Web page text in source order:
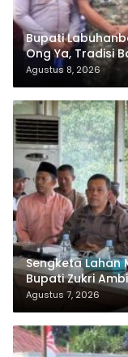
Bupati
Ong Ya, Tradisi
Berombang
Agustus 8, 2026
Sengketa Lahan
Bupati Zukri
Agustus 7, 2026